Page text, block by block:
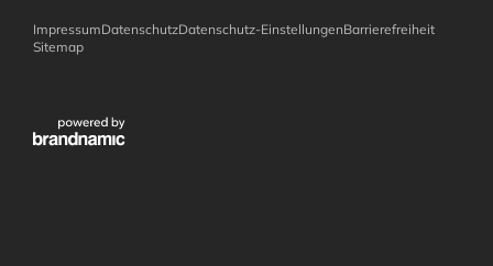
ImpressumDatenschutzDatenschutz-EinstellungenBarrierefreiheit
Sitemap